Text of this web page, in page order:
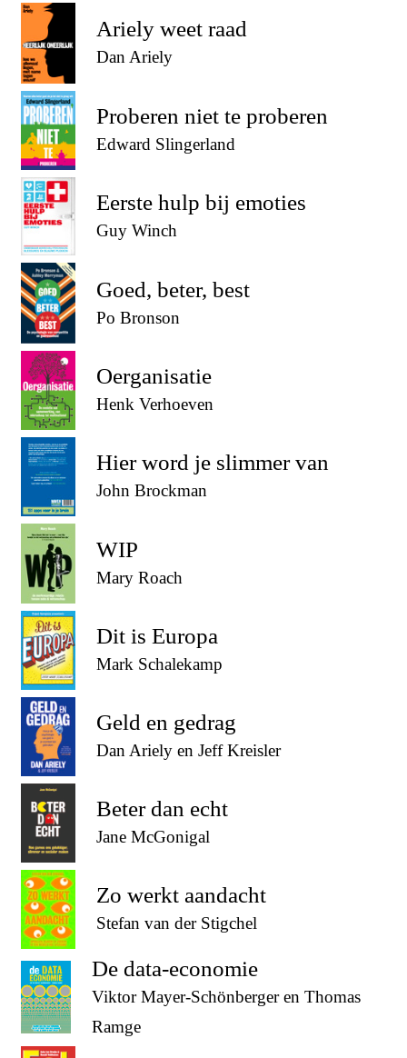
Ariely weet raad
Dan Ariely
Proberen niet te proberen
Edward Slingerland
Eerste hulp bij emoties
Guy Winch
Goed, beter, best
Po Bronson
Oerganisatie
Henk Verhoeven
Hier word je slimmer van
John Brockman
WIP
Mary Roach
Dit is Europa
Mark Schalekamp
Geld en gedrag
Dan Ariely en Jeff Kreisler
Beter dan echt
Jane McGonigal
Zo werkt aandacht
Stefan van der Stigchel
De data-economie
Viktor Mayer-Schönberger en Thomas
Ramge